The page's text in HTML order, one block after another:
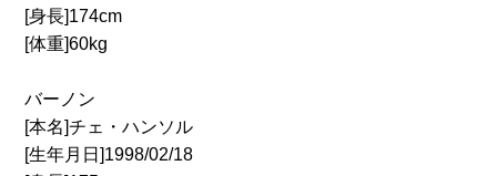
[身長]174cm
[体重]60kg
バーノン
[本名]チェ・ハンソル
[生年月日]1998/02/18